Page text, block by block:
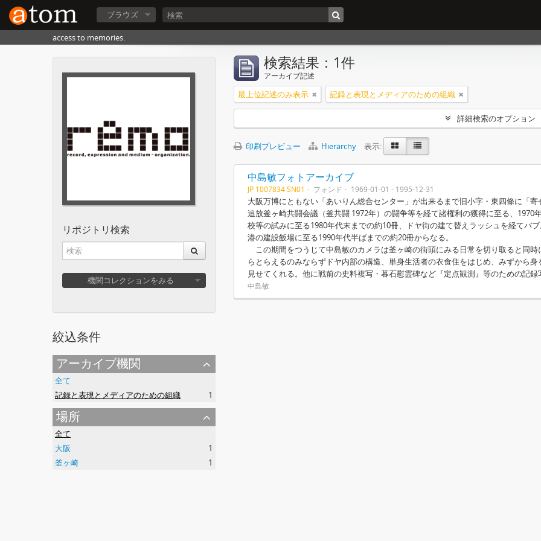
ブラウズ
access to memories.
リポジトリ検索
機関コレクションをみる
絞込条件
アーカイブ機関
全て
記録と表現とメディアのための組織
1
場所
全て
大阪
1
釜ヶ崎
1
検索結果：1件
アーカイブ記述
最上位記述のみ表示 記録と表現とメディアのための組織
詳細検索のオプション
印刷プレビュー Hierarchy 表示:
中島敏フォトアーカイブ
JP 1007834 SN01 フォンド 1969-01-01 - 1995-12-31
大阪万博にともない「あいりん総合センター」が出来るまで旧小字・東四條に「
追放釜ヶ崎共闘会議（釜共闘 1972年）の闘争等を経て諸権利の獲得に至る、
校等の試みに至る1980年代末までの約10冊、ドヤ街の建て替えラッシュを経てバ
港の建設飯場に至る1990年代半ばまでの約20冊からなる。
この期間をつうじて中島敏のカメラは釜ヶ崎の街頭にみる日常を切り取ると同
らとらえるのみならずドヤ内部の構造、単身生活者の衣食住をはじめ、みずから
見せてくれる。他に戦前の史料複写・暮石慰霊碑など『定点観測』等のための記録
中島敏